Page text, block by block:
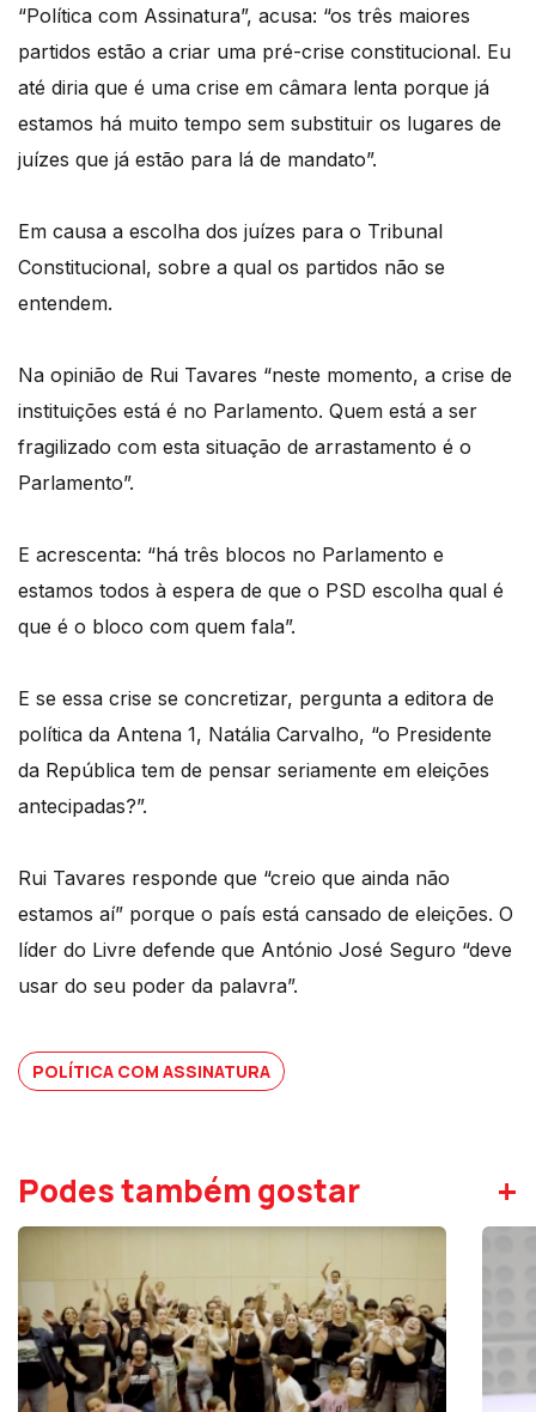
“Política com Assinatura”, acusa: “os três maiores
partidos estão a criar uma pré-crise constitucional. Eu
até diria que é uma crise em câmara lenta porque já
estamos há muito tempo sem substituir os lugares de
juízes que já estão para lá de mandato”.
Em causa a escolha dos juízes para o Tribunal
Constitucional, sobre a qual os partidos não se
entendem.
Na opinião de Rui Tavares “neste momento, a crise de
instituições está é no Parlamento. Quem está a ser
fragilizado com esta situação de arrastamento é o
Parlamento”.
E acrescenta: “há três blocos no Parlamento e
estamos todos à espera de que o PSD escolha qual é
que é o bloco com quem fala”.
E se essa crise se concretizar, pergunta a editora de
política da Antena 1, Natália Carvalho, “o Presidente
da República tem de pensar seriamente em eleições
antecipadas?”.
Rui Tavares responde que “creio que ainda não
estamos aí” porque o país está cansado de eleições. O
líder do Livre defende que António José Seguro “deve
usar do seu poder da palavra”.
POLÍTICA COM ASSINATURA
Podes também gostar +